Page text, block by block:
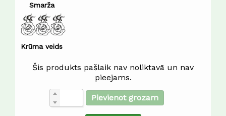
Smarža
Krūma veids
Šis produkts pašlaik nav noliktavā un nav
pieejams.
Pievienot grozam